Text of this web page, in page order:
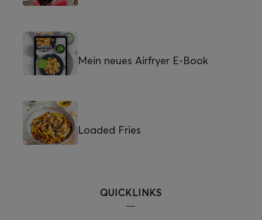
Mein neues Airfryer E-Book
Loaded Fries
QUICKLINKS